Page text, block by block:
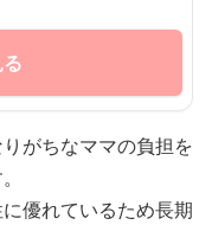
がちなママの負担を
優れているため長期